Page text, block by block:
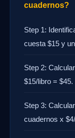
cuadernos?
Step 1:
cuesta $15 y
Step 2:
$15/libro = $45.
Step 3:
cuadernos x